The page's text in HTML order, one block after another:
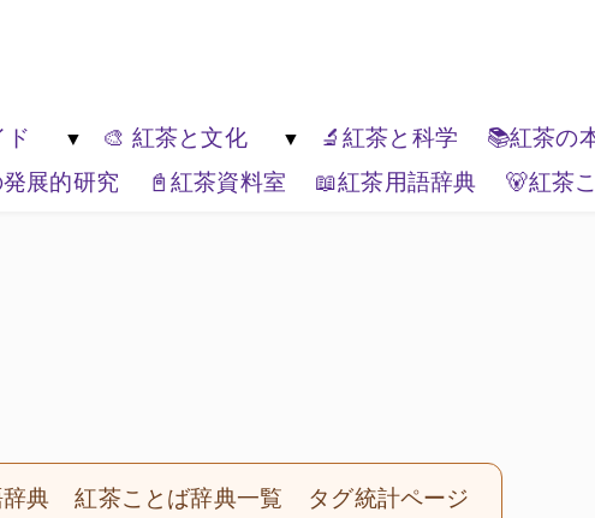
ぞごゆっくり楽しんでください。
本
🍃紅茶の種類 🏔️エリアティー 📦ティーブランド
🎨 紅茶と文化
🏚️紅茶と生活文化
🎭紅茶と表現 🌏紅茶と
🔬紅茶と科学 📚紅茶の
発展的研究
📓紅茶資料室 📖紅茶用語辞典 🐻紅茶
典 紅茶ことば辞典一覧 タグ統計ページ